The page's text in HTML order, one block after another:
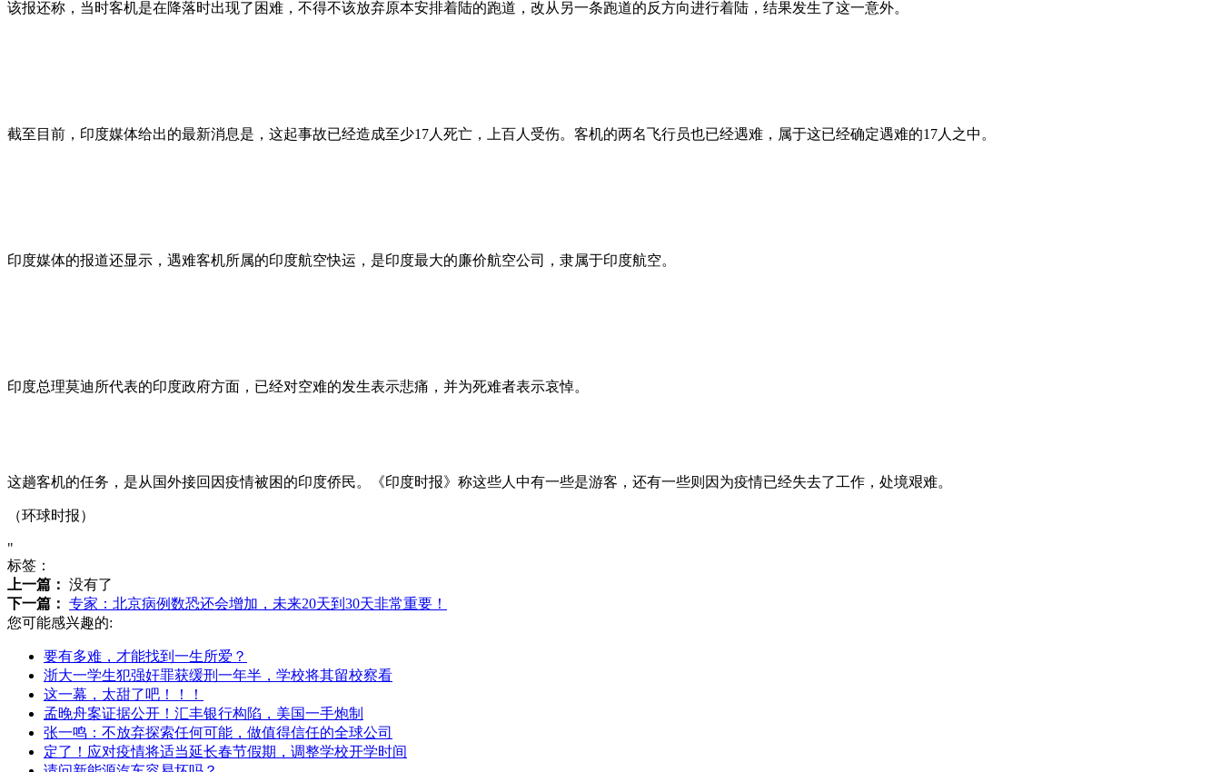
该报还称，当时客机是在降落时出现了困难，不得不该放弃原本安排着陆的跑道，改从另一条跑道的反方向进行着陆，结果发生了这一意外。
截至目前，印度媒体给出的最新消息是，这起事故已经造成至少17人死亡，上百人受伤。客机的两名飞行员也已经遇难，属于这已经确定遇难的17人之中。
印度媒体的报道还显示，遇难客机所属的印度航空快运，是印度最大的廉价航空公司，隶属于印度航空。
印度总理莫迪所代表的印度政府方面，已经对空难的发生表示悲痛，并为死难者表示哀悼。
这趟客机的任务，是从国外接回因疫情被困的印度侨民。《印度时报》称这些人中有一些是游客，还有一些则因为疫情已经失去了工作，处境艰难。
（环球时报）
"
标签：
上一篇： 没有了
下一篇： 专家：北京病例数恐还会增加，未来20天到30天非常重要！
您可能感兴趣的:
要有多难，才能找到一生所爱？
浙大一学生犯强奸罪获缓刑一年半，学校将其留校察看
这一幕，太甜了吧！！！
孟晚舟案证据公开！汇丰银行构陷，美国一手炮制
张一鸣：不放弃探索任何可能，做值得信任的全球公司
定了！应对疫情将适当延长春节假期，调整学校开学时间